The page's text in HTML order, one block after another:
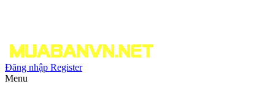
Đăng nhập Register
Menu